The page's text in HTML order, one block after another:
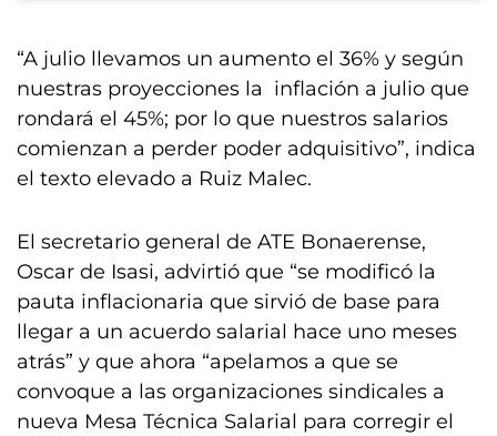
“A julio llevamos un aumento el 36% y según
nuestras proyecciones la inflación a julio que
rondará el 45%; por lo que nuestros salarios
comienzan a perder poder adquisitivo”, indica
el texto elevado a Ruiz Malec.
El secretario general de ATE Bonaerense,
Oscar de Isasi, advirtió que “se modificó la
pauta inflacionaria que sirvió de base para
llegar a un acuerdo salarial hace uno meses
atrás” y que ahora “apelamos a que se
convoque a las organizaciones sindicales a
nueva Mesa Técnica Salarial para corregir el